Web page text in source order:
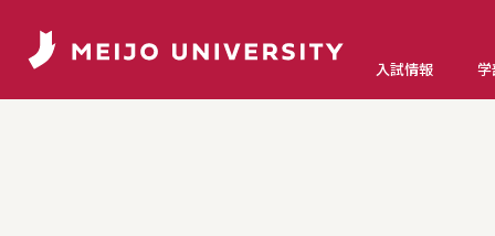
入試情報 学